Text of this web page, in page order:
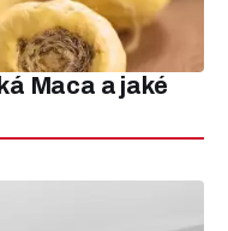
Maca a jaké